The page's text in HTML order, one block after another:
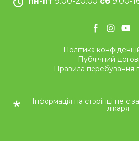
Політика
Публічний
Правила перебування
Інформація на сторінці не є
лікаря